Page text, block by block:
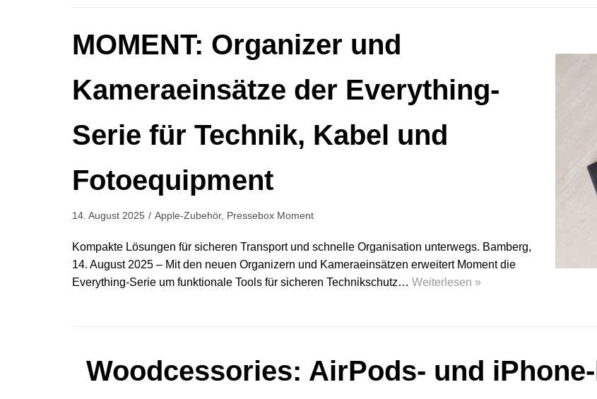
MOMENT: Organizer und
Kameraeinsätze der Everything-
Serie für Technik, Kabel und
Fotoequipment
14. August 2025 Apple-Zubehör, Pressebox Moment
Kompakte Lösungen für sicheren Transport und schnelle Organisation unterwegs. Bamberg,
14. August 2025 – Mit den neuen Organizern und Kameraeinsätzen erweitert Moment die
Everything-Serie um funktionale Tools für sicheren Technikschutz… Weiterlesen »
Woodcessories: AirPods- und